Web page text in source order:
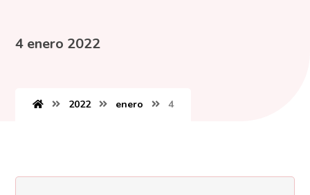
4 enero 2022
2022 enero 4